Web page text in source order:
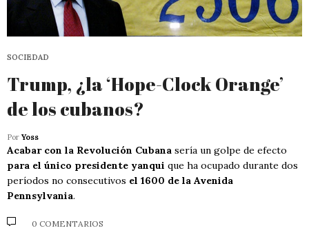
SOCIEDAD
Trump, ¿la ‘Hope-Clock Orange’
de los cubanos?
Por Yoss
Acabar con la Revolución Cubana sería un golpe de efecto
para el único presidente yanqui que ha ocupado durante dos
períodos no consecutivos el 1600 de la Avenida
Pennsylvania.
0 COMENTARIOS